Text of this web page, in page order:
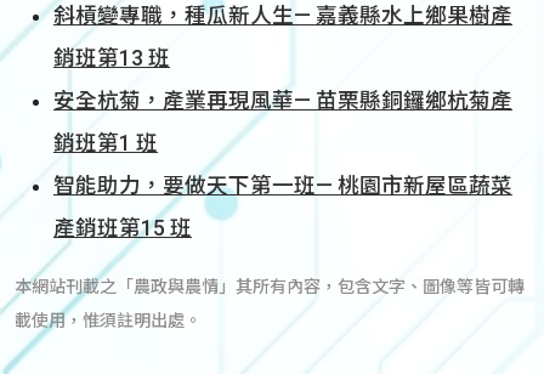
斜槓變專職，種瓜新人生— 嘉義縣水上鄉果樹產
銷班第13 班
安全杭菊，產業再現風華— 苗栗縣銅鑼鄉杭菊產
銷班第1 班
智能助力，要做天下第一班— 桃園市新屋區蔬菜
產銷班第15 班
本網站刊載之「農政與農情」其所有內容，包含文字、圖像等皆可轉
載使用，惟須註明出處。